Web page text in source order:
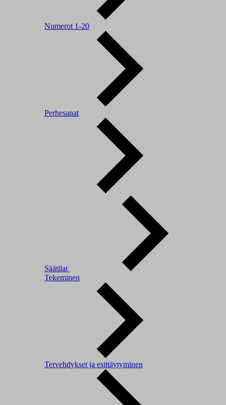
Numerot 1-20
Perhesanat
Säätilat
Tekeminen
Tervehdykset ja esittäytyminen